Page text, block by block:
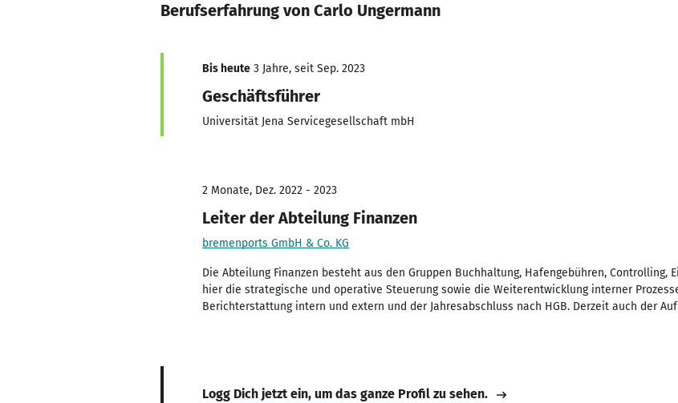
Berufserfahrung von Carlo Ungermann
Bis heute 3 Jahre, seit Sep. 2023
Geschäftsführer
Universität Jena Servicegesellschaft mbH
2 Monate, Dez. 2022 - 2023
Leiter der Abteilung Finanzen
bremenports GmbH & Co. KG
Die Abteilung Finanzen besteht aus den Gruppen Buchhaltung, Hafengebühren, Controlling,
hier die strategische und operative Steuerung sowie die Weiterentwicklung interner
Berichterstattung intern und extern und der Jahresabschluss nach HGB. Derzeit auch der
Logg Dich jetzt ein, um das ganze Profil zu sehen.